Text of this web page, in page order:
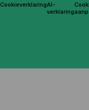
CookieverklaringAI-
verklaring